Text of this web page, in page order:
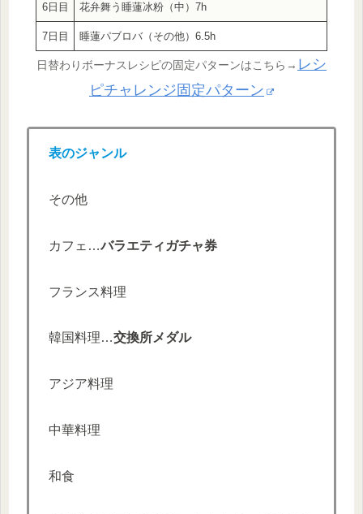
6日目 花弁舞う睡蓮冰粉（中）7h
7日目 睡蓮パブロバ（その他）6.5h
日替わりボーナスレシピの固定パターンはこちら→ レシ
ピチャレンジ固定パターン
表のジャンル
その他
カフェ…バラエティガチャ券
フランス料理
韓国料理…交換所メダル
アジア料理
中華料理
和食